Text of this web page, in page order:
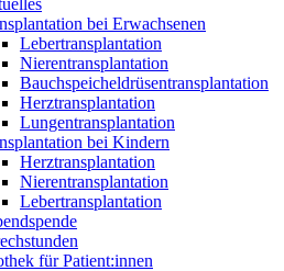
bei Erwachsenen
Lebertransplantation
Nierentransplantation
Bauchspeicheldrüsentransplantation
Herztransplantation
Lungentransplantation
bei Kindern
Herztransplantation
Nierentransplantation
Lebertransplantation
für Patient:innen